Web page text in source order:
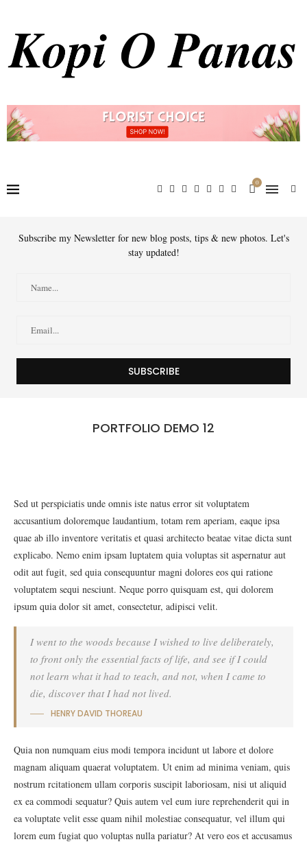
0
Subscribe my Newsletter for new blog posts, tips & new photos. Let's
stay updated!
PORTFOLIO DEMO 12
Sed ut perspiciatis unde omnis iste natus error sit voluptatem
accusantium doloremque laudantium, totam rem aperiam, eaque ipsa
quae ab illo inventore veritatis et quasi architecto beatae vitae dicta sunt
explicabo. Nemo enim ipsam luptatem quia voluptas sit aspernatur aut
odit aut fugit, sed quia consequuntur magni dolores eos qui ratione
voluptatem sequi nesciunt. Neque porro quisquam est, qui dolorem
ipsum quia dolor sit amet, consectetur, adipisci velit.
I went to the woods because I wished to live deliberately,
to front only the essential facts of life, and see if I could
not learn what it had to teach, and not, when I came to
die, discover that I had not lived.
HENRY DAVID THOREAU
Quia non numquam eius modi tempora incidunt ut labore et dolore
magnam aliquam quaerat voluptatem. Ut enim ad minima veniam, quis
nostrum rcitationem ullam corporis suscipit laboriosam, nisi ut aliquid
ex ea commodi sequatur? Quis autem vel eum iure reprehenderit qui in
ea voluptate velit esse quam nihil molestiae consequatur, vel illum qui
lorem eum fugiat quo voluptas nulla pariatur? At vero eos et accusamus